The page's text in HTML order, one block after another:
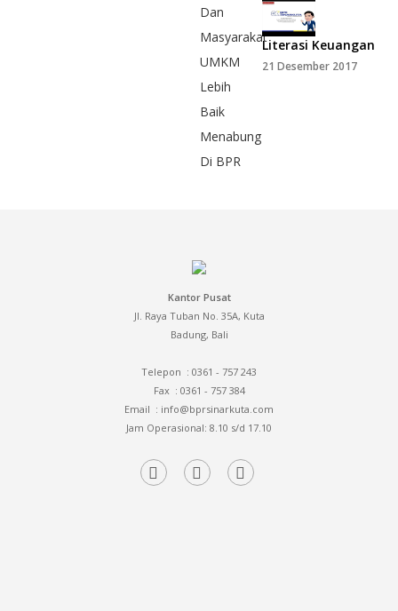
Literasi Keuangan
21 Desember 2017
Kantor Pusat
Jl. Raya Tuban No. 35A, Kuta
Badung, Bali
Telepon : 0361 - 757 243
Fax: 0361 - 757 384
Email : info@bprsinarkuta.com
Jam Operasional: 8.10 s/d 17.10